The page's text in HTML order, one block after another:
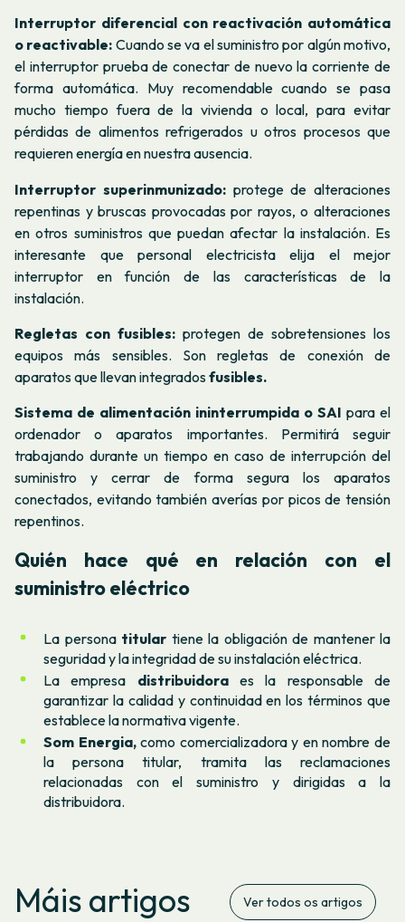
Interruptor diferencial con reactivación automática
o reactivable: Cuando se va el suministro por algún motivo,
el interruptor prueba de conectar de nuevo la corriente de
forma automática. Muy recomendable cuando se pasa
mucho tiempo fuera de la vivienda o local, para evitar
pérdidas de alimentos refrigerados u otros procesos que
requieren energía en nuestra ausencia.
Interruptor superinmunizado: protege de alteraciones
repentinas y bruscas provocadas por rayos, o alteraciones
en otros suministros que puedan afectar la instalación. Es
interesante que personal electricista elija el mejor
interruptor en función de las características de la
instalación.
Regletas con fusibles: protegen de sobretensiones los
equipos más sensibles. Son regletas de conexión de
aparatos que llevan integradosfusibles.
Sistema de alimentación ininterrumpida o SAI para el
ordenador o aparatos importantes. Permitirá seguir
trabajando durante un tiempo en caso de interrupción del
suministro y cerrar de forma segura los aparatos
conectados, evitando también averías por picos de tensión
repentinos.
Quién hace qué en relación con el
suministro eléctrico
La persona titular tiene la obligación de mantener la
seguridad y la integridad de su instalación eléctrica.
La empresa distribuidoraes la responsable de
garantizar la calidad y continuidad en los términos que
establece la normativa vigente.
Som Energia,como comercializadora y en nombre de
la persona titular, tramita las reclamaciones
relacionadas con el suministro y dirigidas a la
distribuidora.
Máis artigos Ver todos os artigos